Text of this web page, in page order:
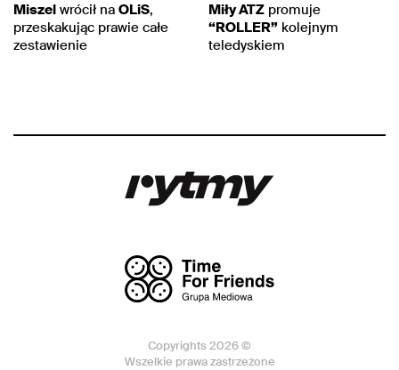
Miszel wrócił na OLiS,
przeskakując prawie całe
zestawienie
Miły ATZ promuje
“ROLLER” kolejnym
teledyskiem
Copyrights 2026 ©
Wszelkie prawa zastrzeżone